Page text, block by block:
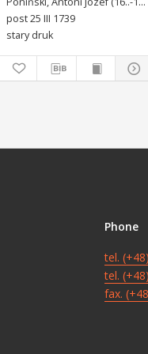
post 25 III 1739
stary druk
Phone
tel.
tel.
fax.